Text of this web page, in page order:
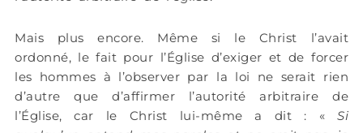
Mais plus encore. Même si le Christ l’avait
ordonné, le fait pour l’Église d’exiger et de forcer
les hommes à l’observer par la loi ne serait rien
d’autre que d’affirmer l’autorité arbitraire de
l’Église, car le Christ lui-même a dit : « Si